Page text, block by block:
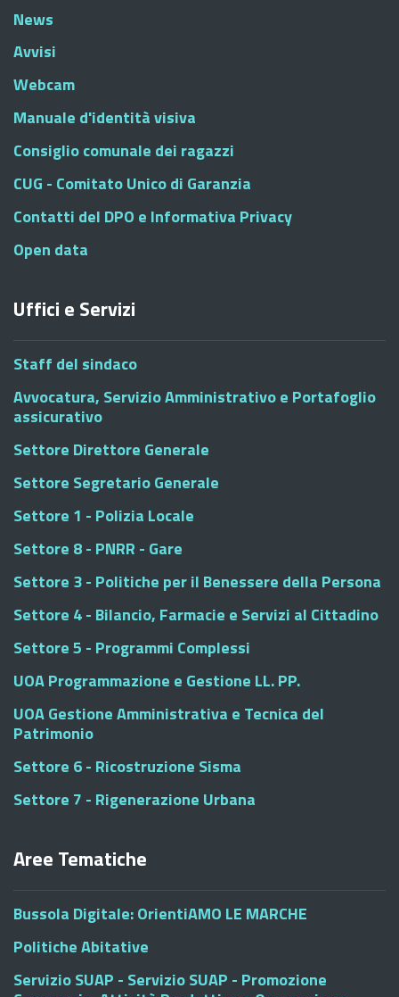
News
Avvisi
Webcam
Manuale d'identità visiva
Consiglio comunale dei ragazzi
CUG - Comitato Unico di Garanzia
Contatti del DPO e Informativa Privacy
Open data
Uffici e Servizi
Staff del sindaco
Avvocatura, Servizio Amministrativo e Portafoglio
assicurativo
Settore Direttore Generale
Settore Segretario Generale
Settore 1 - Polizia Locale
Settore 8 - PNRR - Gare
Settore 3 - Politiche per il Benessere della Persona
Settore 4 - Bilancio, Farmacie e Servizi al Cittadino
Settore 5 - Programmi Complessi
UOA Programmazione e Gestione LL. PP.
UOA Gestione Amministrativa e Tecnica del
Patrimonio
Settore 6 - Ricostruzione Sisma
Settore 7 - Rigenerazione Urbana
Aree Tematiche
Bussola Digitale: OrientiAMO LE MARCHE
Politiche Abitative
Servizio SUAP - Servizio SUAP - Promozione